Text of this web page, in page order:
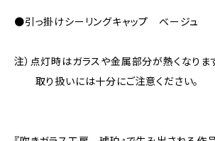
●引っ掛けシーリングキャップ ベージュ
注）点灯時はガラスや金属部分が熱くなりま
取り扱いには十分にご注意ください。